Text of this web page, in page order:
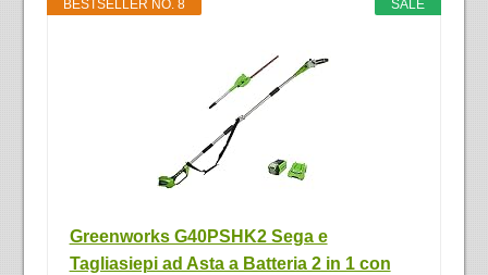
SALE
BESTSELLER NO. 8
Greenworks G40PSHK2 Sega e
Tagliasiepi ad Asta a Batteria 2 in 1 con